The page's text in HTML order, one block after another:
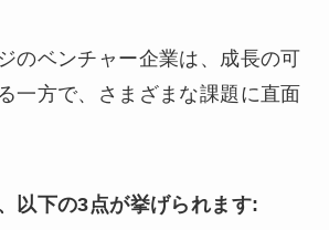
のベンチャー企業は、成長の可
一方で、さまざまな課題に直面
以下の3点が挙げられます: